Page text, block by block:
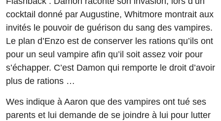
cocktail donné par Augustine, Whitmore montrait aux
invités le pouvoir de guérison du sang des vampires.
Le plan d’Enzo est de conserver les rations qu’ils ont
pour un seul vampire afin qu’il soit assez voir pour
s’échapper. C’est Damon qui remporte le droit d’avoir
plus de rations …
Wes indique à Aaron que des vampires ont tué ses
parents et lui demande de se joindre à lui pour lutter